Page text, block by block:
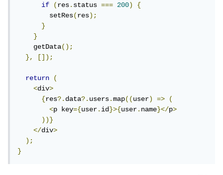
if (res.status === 200)
{
        setRes
(res);
}
}
    getData
();
},
[]);
return
(
<div>
{res?.data?.users.map((user) =>
(
<p key={user.id}>{user.name}</p>
))}
</div>
);
}